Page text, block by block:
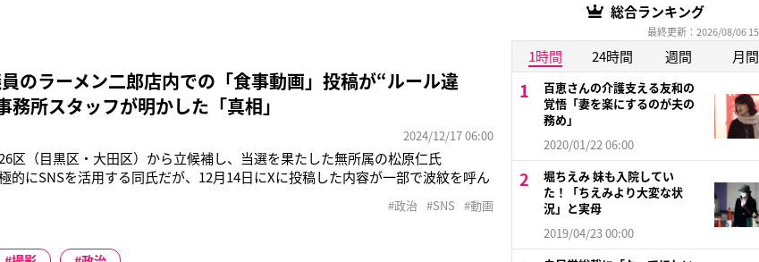
のラーメン二郎店内での「食事動画」投稿が“ルール違
所スタッフが明かした「真相」
2024/12/17 06:00
区（目黒区・大田区）から立候補し、当選を果たした無所属の松原仁氏
的にSNSを活用する同氏だが、12月14日にXに投稿した内容が一部で波紋を呼ん
、目黒の人気ラーメン店「ラーメン二郎 目黒店」内での食事風景を動画で公
、「うま
#政治 #SNS #動画
総合ランキング
最終更新：2026/08/06
1時間 24時間 週間 月間
百恵さんの介護支える友和の
覚悟「妻を楽にするのが夫の
務め」
2020/01/22 06:00
堀ちえみ 妹も入院してい
た！「ちえみより大変な状
況」と実母
2019/04/23 00:00